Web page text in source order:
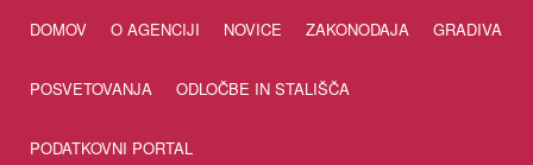
DOMOV O AGENCIJI NOVICE ZAKONODAJA GRADIVA
POSVETOVANJA ODLOČBE IN STALIŠČA
PODATKOVNI PORTAL